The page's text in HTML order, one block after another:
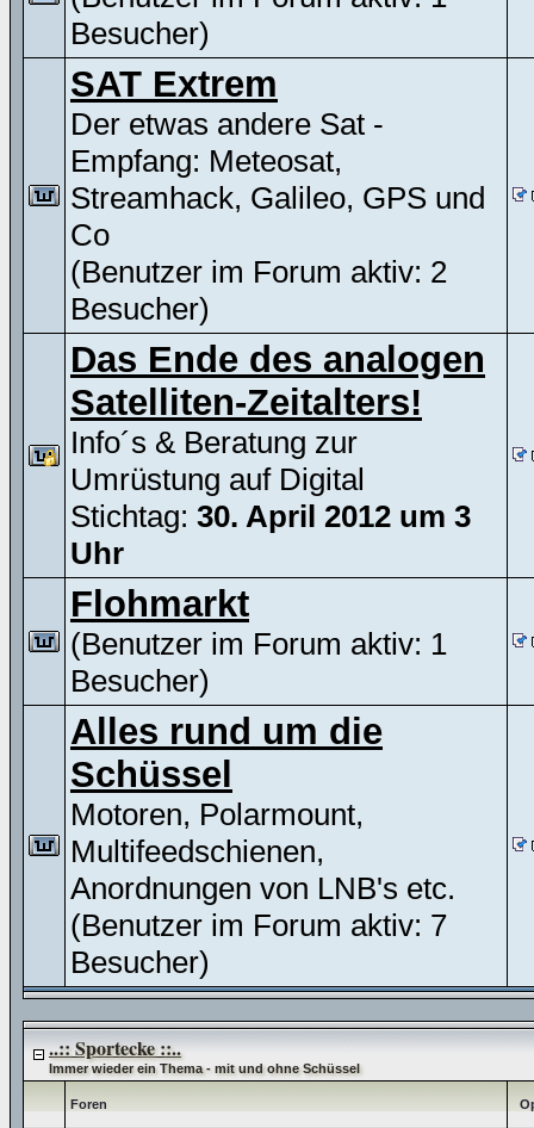
Besucher)
SAT Extrem
Der etwas andere Sat -
Empfang: Meteosat,
Streamhack, Galileo, GPS und
Co
(Benutzer im Forum aktiv: 2
Besucher)
Das Ende des analogen
Satelliten-Zeitalters!
Info´s & Beratung zur
Umrüstung auf Digital
Stichtag: 30. April 2012 um 3
Uhr
Flohmarkt
(Benutzer im Forum aktiv: 1
Besucher)
Alles rund um die
Schüssel
Motoren, Polarmount,
Multifeedschienen,
Anordnungen von LNB's etc.
(Benutzer im Forum aktiv: 7
Besucher)
..:: Sportecke ::..
Immer wieder ein Thema - mit und ohne Schüssel
Foren